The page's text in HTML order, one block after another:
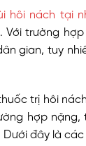
hôi nách tại
Với trường
gian, tuy
trị hôi
hợp nặng,
đây là